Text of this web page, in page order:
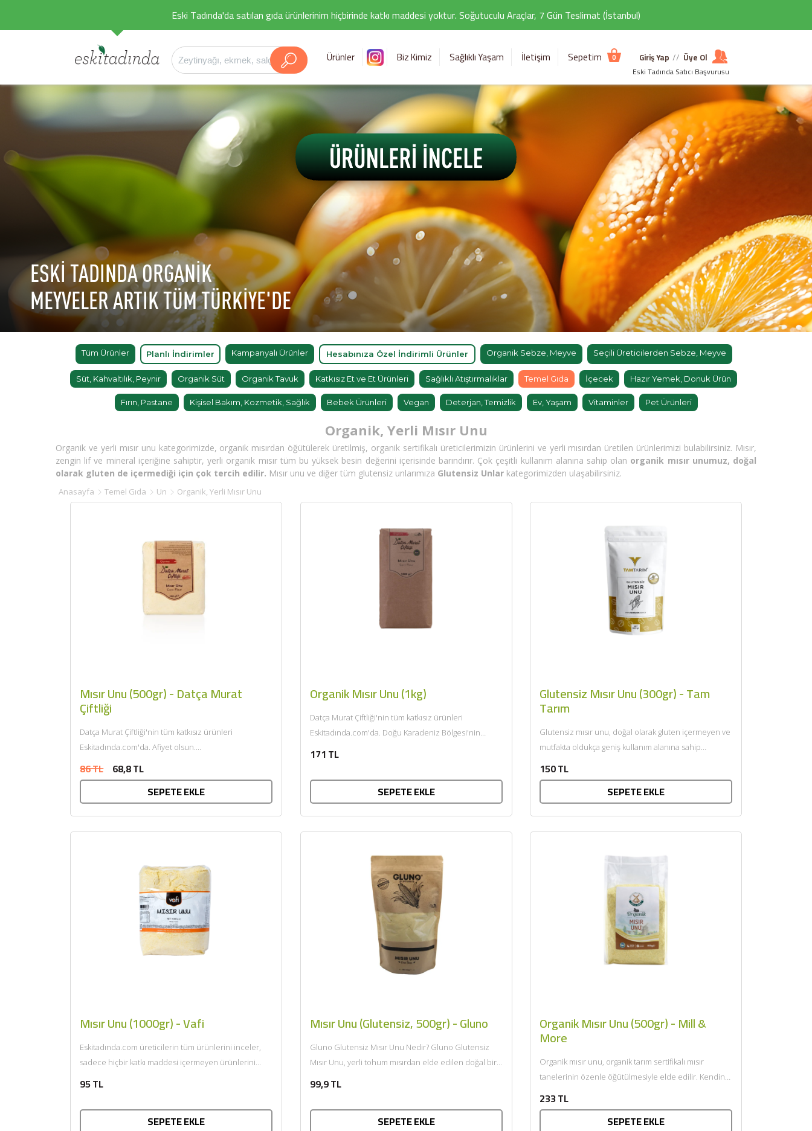
Eski Tadında'da satılan gıda ürünlerinim hiçbirinde katkı maddesi yoktur. Soğutuculu Araçlar, 7 Gün Teslimat (İstanbul)
Ürünler Biz Kimiz Sağlıklı Yaşam İletişim Sepetim 0 Giriş Yap // Üye Ol
Eski Tadında Satıcı Başvurusu
ESKİ TADINDA ORGANİK
MEYVELER ARTIK TÜM TÜRKİYE'DE
Tüm Ürünler Planlı İndirimler Kampanyalı Ürünler Hesabınıza Özel İndirimli Ürünler Organik Sebze, Meyve Seçili Üreticilerden Sebze, Meyve
Süt, Kahvaltılık, Peynir Organik Süt Organik Tavuk Katkısız Et ve Et Ürünleri Sağlıklı Atıştırmalıklar Temel Gıda İçecek Hazır Yemek, Donuk Ürün
Fırın, Pastane Kişisel Bakım, Kozmetik, Sağlık Bebek Ürünleri Vegan Deterjan, Temizlik Ev, Yaşam Vitaminler Pet Ürünleri
Organik, Yerli Mısır Unu
Organik ve yerli mısır unu kategorimizde, organik mısırdan öğütülerek üretilmiş, organik sertifikalı üreticilerimizin ürünlerini ve yerli mısırdan üretilen ürünlerimizi bulabilirsiniz. Mısır,
zengin lif ve mineral içeriğine sahiptir, yerli organik mısır tüm bu yüksek besin değerini içerisinde barındırır. Çok çeşitli kullanım alanına sahip olan organik mısır unumuz, doğal
olarak gluten de içermediği için çok tercih edilir. Mısır unu ve diğer tüm glutensiz unlarımıza Glutensiz Unlar kategorimizden ulaşabilirsiniz.
Anasayfa Temel Gıda Un Organik, Yerli Mısır Unu
Mısır Unu (500gr) - Datça Murat
Çiftliği
Datça Murat Çiftliği'nin tüm katkısız ürünleri
Eskitadında.com'da. Afiyet olsun....
86 TL 68,8 TL
SEPETE EKLE
Organik Mısır Unu (1kg)
Datça Murat Çiftliği'nin tüm katkısız ürünleri
Eskitadında.com'da. Doğu Karadeniz Bölgesi'nin
171 TL
SEPETE EKLE
Glutensiz Mısır Unu (300gr) - Tam
Tarım
Glutensiz mısır unu, doğal olarak gluten içermeyen ve
mutfakta oldukça geniş kullanım alanına sahip
150 TL
SEPETE EKLE
Mısır Unu (1000gr) - Vafi
Eskitadında.com üreticilerin tüm ürünlerini inceler,
sadece hiçbir katkı maddesi içermeyen ürünlerini
95 TL
SEPETE EKLE
Mısır Unu (Glutensiz, 500gr) - Gluno
Gluno Glutensiz Mısır Unu Nedir? Gluno Glutensiz
Mısır Unu, yerli tohum mısırdan elde edilen doğal bir
99,9 TL
SEPETE EKLE
Organik Mısır Unu (500gr) - Mill &
More
Organik mısır unu, organik tarım sertifikalı mısır
tanelerinin özenle öğütülmesiyle elde edilir. Kendine
233 TL
SEPETE EKLE